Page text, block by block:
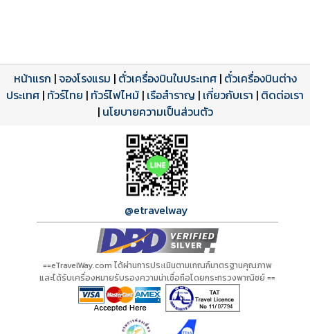
โปรแกรมทัวร์
ดาวน์โหลด PDF
รีวิวลูกค้าจริง
รีวิวจาก eTravelWay
เปิดหน้าเต็ม
ใบอนุญาตนำเที่ยว
เลขที่ 11/11450
เปิดหน้าเต็ม
หน้าแรก |จองโรงแรม | ตั๋วเครื่องบินในประเทศ| ตั๋วเครื่องบินต่าง
ประเทศ | ทัวร์ไทย | ทัวร์ไฟไหม้ | เรือสำราญ | เกี่ยวกับเรา | ติดต่อเรา
| นโยบายความเป็นส่วนตัว
@etravelway
==eTravelWay.com ได้ผ่านการประเมินตามเกณฑ์มาตรฐานคุณภาพ
และได้รับเครื่องหมายรับรองความน่าเชื่อถือโดยกระทรวงพาณิชย์ ==